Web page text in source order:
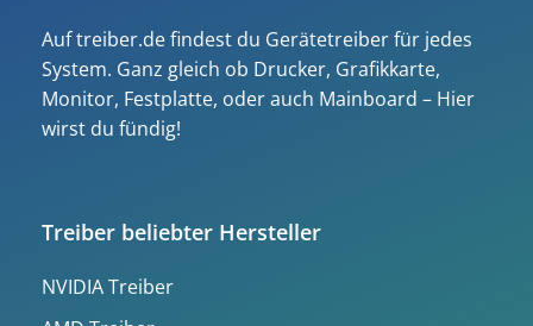
Auf treiber.de findest du Gerätetreiber für jedes
System. Ganz gleich ob Drucker, Grafikkarte,
Monitor, Festplatte, oder auch Mainboard – Hier
wirst du fündig!
Treiber beliebter Hersteller
NVIDIA Treiber